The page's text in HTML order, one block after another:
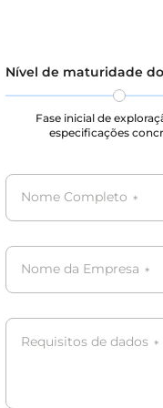
Nível de maturidade
Fase inicial de
especificações
Nome Completo *
Nome da Empresa *
Requisitos de dados *